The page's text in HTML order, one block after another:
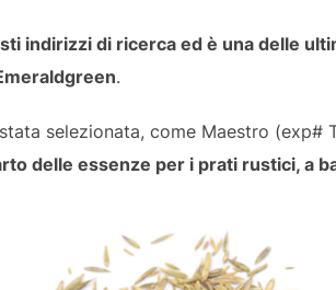
indirizzi di ricerca ed è una delle
.
selezionata, come Maestro (exp#
delle essenze per i prati rustici, a